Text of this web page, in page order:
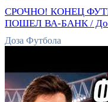
СРОЧНО! КОНЕЦ
ПОШЕЛ ВА-БАНК /
Доза Футбола